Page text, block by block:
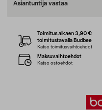
Asiantuntija vastaa
Toimitus alkaen 3,90 €
toimitustavalla Budbee
Katso toimitusvaihtoehdot
Maksuvaihtoehdot
Katso ostoehdot